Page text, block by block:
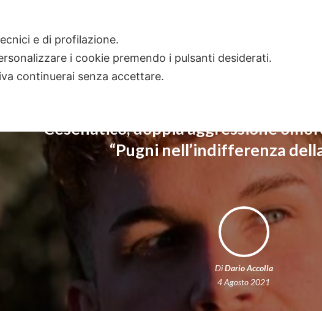
Cesenatico, doppia aggressione
“Pugni nell’indifferenza
DiDario Accolla
4 Agosto 2021
e di profilazione.
i cookie premendo i pulsanti desiderati.
continuerai senza accettare.